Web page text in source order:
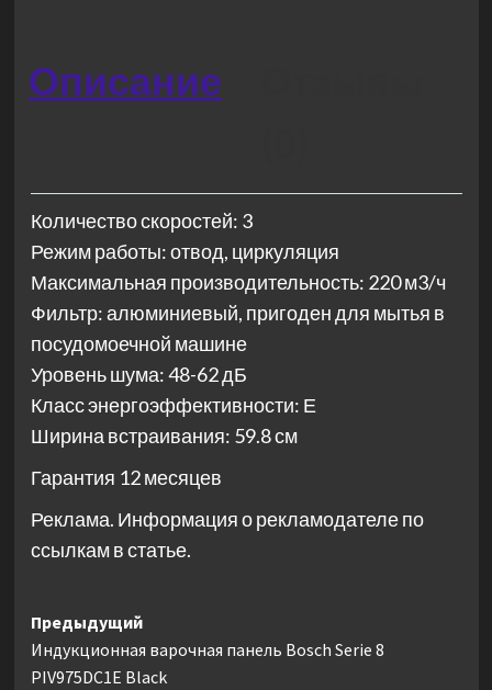
Описание
Количество скоростей: 3
Режим работы: отвод, циркуляция
Максимальная производительность: 220 м3/ч
Фильтр: алюминиевый, пригоден для мытья в
посудомоечной машине
Уровень шума: 48-62 дБ
Класс энергоэффективности: Е
Ширина встраивания: 59.8 см
Гарантия 12 месяцев
Реклама. Информация о рекламодателе по
ссылкам в статье.
Навигация
записи
Предыдущий
Индукционная варочная панель Bosch Serie 8
PIV975DC1E Black